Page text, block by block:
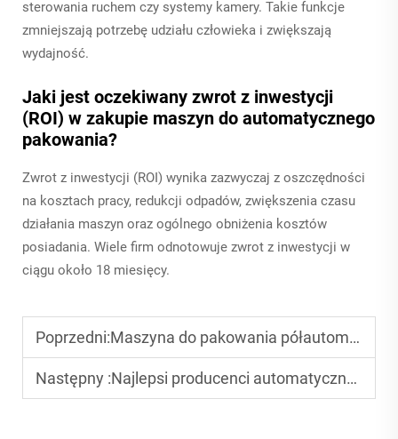
sterowania ruchem czy systemy kamery. Takie funkcje
zmniejszają potrzebę udziału człowieka i zwiększają
wydajność.
Jaki jest oczekiwany zwrot z inwestycji
(ROI) w zakupie maszyn do automatycznego
pakowania?
Zwrot z inwestycji (ROI) wynika zazwyczaj z oszczędności
na kosztach pracy, redukcji odpadów, zwiększenia czasu
działania maszyn oraz ogólnego obniżenia kosztów
posiadania. Wiele firm odnotowuje zwrot z inwestycji w
ciągu około 18 miesięcy.
Poprzedni:Maszyna do pakowania półautomatyczna vs. całkowicie automatyczna: którą wybrać?
Następny :Najlepsi producenci automatycznych maszyn do pakowania w Chinach (wydanie 2025)